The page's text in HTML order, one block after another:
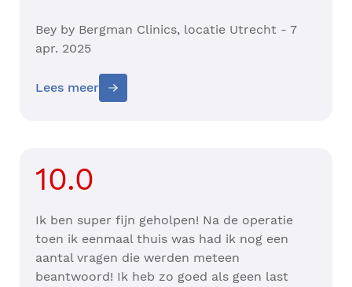
Bey by Bergman Clinics, locatie Utrecht - 7
apr. 2025
Lees meer
10.0
Ik ben super fijn geholpen! Na de operatie
toen ik eenmaal thuis was had ik nog een
aantal vragen die werden meteen
beantwoord! Ik heb zo goed als geen last